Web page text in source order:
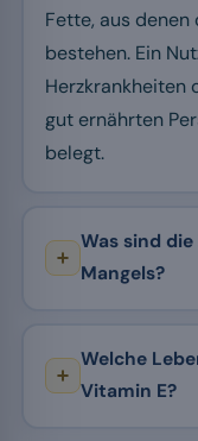
Fette, aus
bestehen. Ein
Herzkrankheiten
gut ernährten
belegt.
Was sind
Mangels?
Welche
Vitamin E?